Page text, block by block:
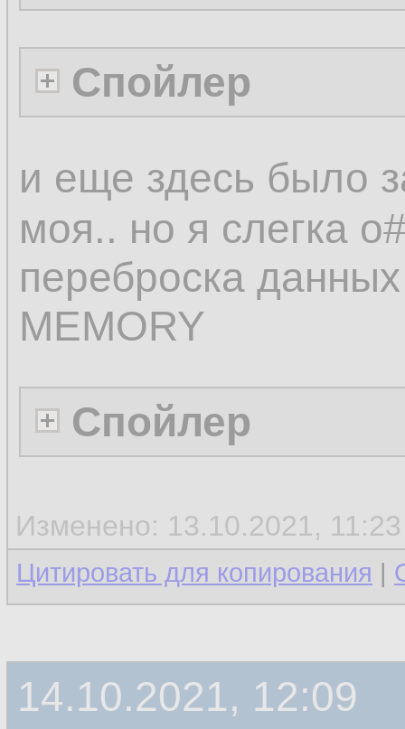
Спойлер
и еще здесь было
моя.. но я слегка
переброска
MEMORY
Спойлер
Изменено: 13.10.2021,
Цитировать для копирования |
14.10.2021, 12:09